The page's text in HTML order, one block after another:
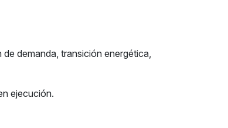
demanda, transición energética,
ejecución.